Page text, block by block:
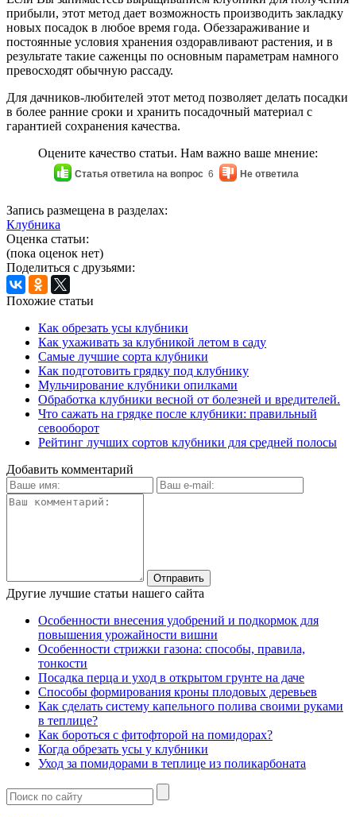
прибыли, этот метод дает возможность производить закладку
новых посадок в любое время года. Обеззараживание и
постоянные условия хранения оздоравливают растения, и в
результате такие саженцы по основным параметрам намного
превосходят обычную рассаду.
Для дачников-любителей этот метод позволяет делать посадки
в более ранние сроки и хранить посадочный материал с
гарантией сохранения качества.
Оцените качество статьи. Нам важно ваше мнение:
Статья ответила на вопрос 6 Не ответила
Запись размещена в разделах:
Клубника
Оценка статьи:
(пока оценок нет)
Поделиться с друзьями:
Похожие статьи
Как обрезать усы клубники
Как ухаживать за клубникой летом в саду
Самые лучшие сорта клубники
Как подготовить грядку под клубнику
Мульчирование клубники опилками
Обработка клубники весной от болезней и вредителей.
Что сажать на грядке после клубники: правильный
севооборот
Рейтинг лучших сортов клубники для средней полосы
Добавить комментарий
Другие лучшие статьи нашего сайта
Особенности внесения удобрений и подкормок для
повышения урожайности вишни
Особенности стрижки газона: способы, правила,
тонкости
Посадка перца и уход в открытом грунте на даче
Способы формирования кроны плодовых деревьев
Как сделать систему капельного полива своими руками
в теплице?
Как бороться с фитофторой на помидорах?
Когда обрезать усы у клубники
Уход за помидорами в теплице из поликарбоната